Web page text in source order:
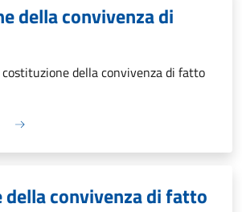
della convivenza di
della convivenza di fatto
della convivenza di fatto